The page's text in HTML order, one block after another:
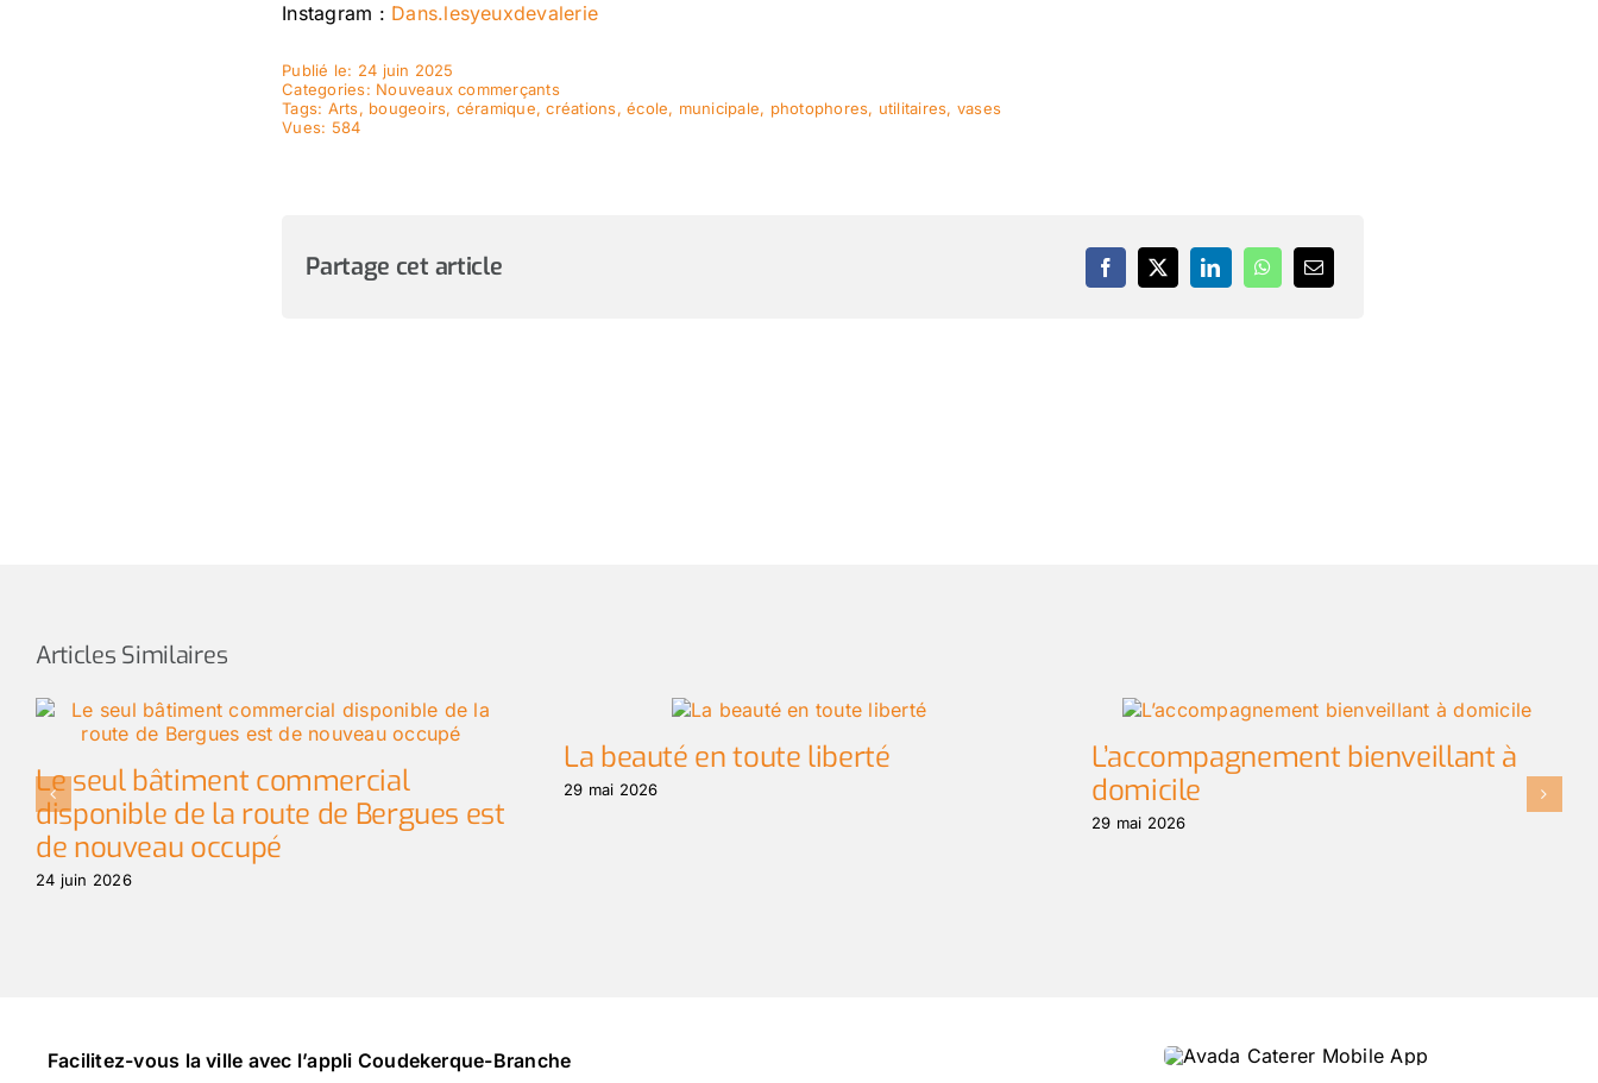
Instagram : Dans.lesyeuxdevalerie
Publié le: 24 juin 2025
Categories: Nouveaux commerçants
Tags: Arts, bougeoirs, céramique,créations,école, municipale, photophores, utilitaires, vases
Vues: 584
Partage cet article
Articles Similaires
Le seul bâtiment commercial
disponible de la route de Bergues est
de nouveau occupé
24 juin 2026
La beauté en toute liberté
29 mai 2026
L’accompagnement bienveillant à
domicile
29 mai 2026
Facilitez-vous la ville avec l’appli Coudekerque-Branche